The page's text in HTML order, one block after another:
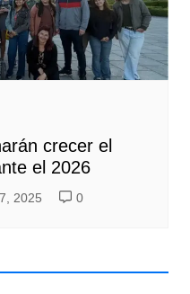
crecer el
el 2026
2025 0